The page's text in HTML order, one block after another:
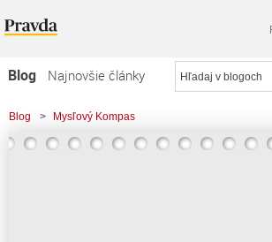
Blog
Najnovšie články
Najčítanejšie články
Najkomentovanejšie články
Blog > Mysľový Kompas